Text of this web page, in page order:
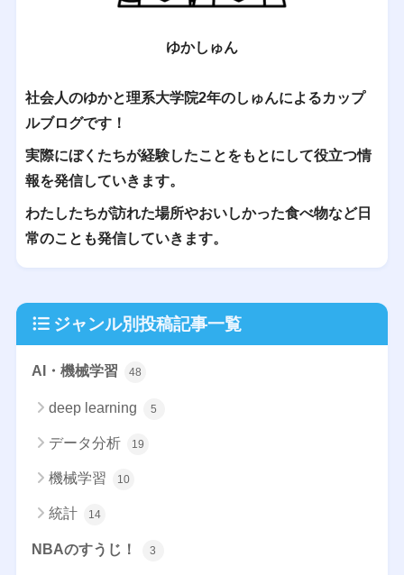
ゆかしゅん
社会人のゆかと理系大学院2年のしゅんによるカップ
ルブログです！
実際にぼくたちが経験したことをもとにして役立つ情
報を発信していきます。
わたしたちが訪れた場所やおいしかった食べ物など日
常のことも発信していきます。
ジャンル別投稿記事一覧
AI・機械学習 48
deep learning 5
データ分析 19
機械学習 10
統計 14
NBAのすうじ！ 3